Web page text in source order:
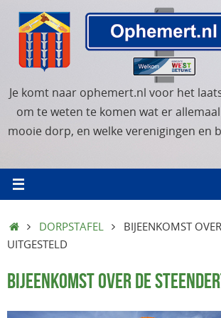
naar
inhoud
Je komt naar ophemert.nl voor het
om te weten te komen wat er
mooie dorp, en welke verenigingen en
HOMEDORPSTAFEL
BIJEENKOMST
UITGESTELD
BIJEENKOMST OVER DE